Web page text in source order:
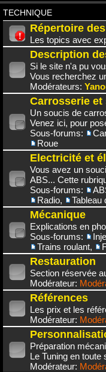
TECHNIQUE
Répertoire
Les topics avec
Description
Si le site n'a pu
Vous recherchez
Modérateurs:
Carrosserie et
Un soucis de
Venez ici, pour
Sous-forums:
Roue
Electricité et
Vous avez un
ABS... Cette
Sous-forums:
Radio, Tableau
Mécanique
Explications en
Sous-forums:
Trains roulant,
Restauration
Section réservée
Modérateur:
Références
Les prix et les
Modérateur:
Préparation
Le Tuning en toute
Modérateur: